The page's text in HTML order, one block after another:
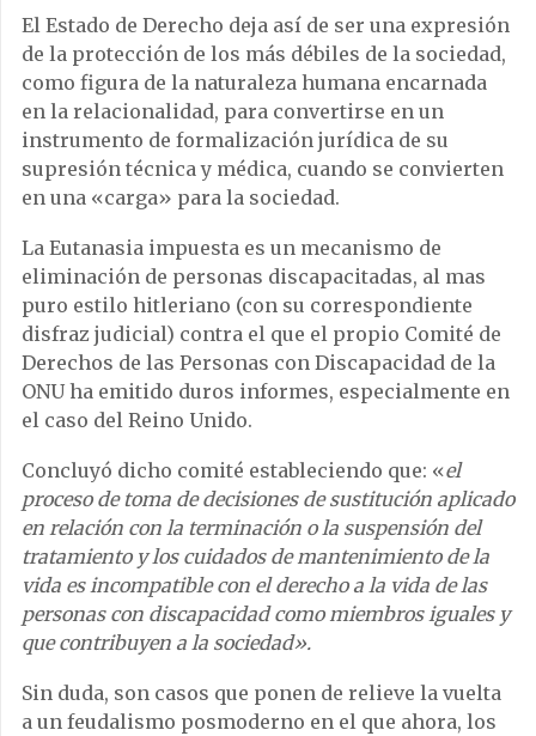
El Estado de Derecho deja así de ser una expresión
de la protección de los más débiles de la sociedad,
como figura de la naturaleza humana encarnada
en la relacionalidad, para convertirse en un
instrumento de formalización jurídica de su
supresión técnica y médica, cuando se convierten
en una «carga» para la sociedad.
La Eutanasia impuesta es un mecanismo de
eliminación de personas discapacitadas, al mas
puro estilo hitleriano (con su correspondiente
disfraz judicial) contra el que el propio Comité de
Derechos de las Personas con Discapacidad de la
ONU ha emitido duros informes, especialmente en
el caso del Reino Unido.
Concluyó dicho comité estableciendo que: «el
proceso de toma de decisiones de sustitución aplicado
en relación con la terminación o la suspensión del
tratamiento y los cuidados de mantenimiento de la
vida es incompatible con el derecho a la vida de las
personas con discapacidad como miembros iguales y
que contribuyen a la sociedad».
Sin duda, son casos que ponen de relieve la vuelta
a un feudalismo posmoderno en el que ahora, los